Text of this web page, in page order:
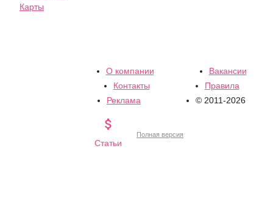
Карты
О компании
Вакансии
Контакты
Правила
Реклама
© 2011-2026

Статьи
Полная версия